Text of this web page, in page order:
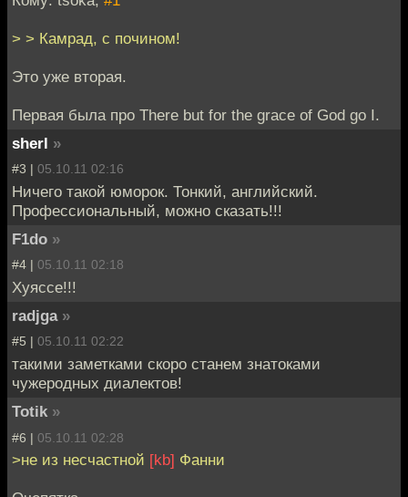
> > Камрад, с почином!
Это уже вторая.
Первая была про There but for the grace of God go I.
sherl »
#3 | 05.10.11 02:16
Ничего такой юморок. Тонкий, английский.
Профессиональный, можно сказать!!!
F1do »
#4 | 05.10.11 02:18
Хуяссе!!!
radjga »
#5 | 05.10.11 02:22
такими заметками скоро станем знатоками
чужеродных диалектов!
Totik »
#6 | 05.10.11 02:28
>не из несчастной [kb] Фанни